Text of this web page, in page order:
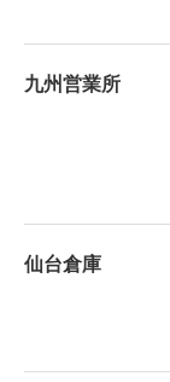
九州営業所
仙台倉庫